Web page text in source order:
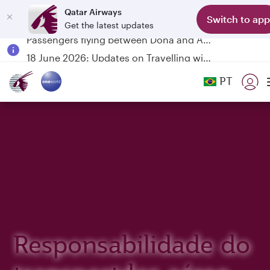
Qatar Airways
Get the latest updates
Switch to app
Passengers flying between Doha and Auckland on QR914 and QR915
Qatar Airways Expands Global Network to over 160 Destinations
PT
Responsabilidade do